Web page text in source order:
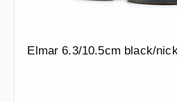
Elmar 6.3/10.5cm black/